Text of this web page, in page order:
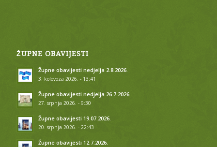
ŽUPNE OBAVIJESTI
Župne obavijesti nedjelja 2.8.2026.
3. kolovoza 2026. - 13:41
Župne obavijesti nedjelja 26.7.2026.
27. srpnja 2026. - 9:30
Župne obavijesti 19.07.2026.
20. srpnja 2026. - 22:43
Župne obavijesti 12.7.2026.